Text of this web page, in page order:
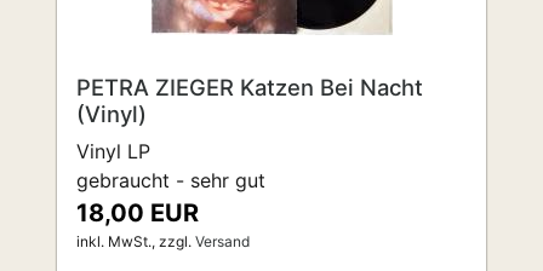
PETRA ZIEGER Katzen Bei Nacht
(Vinyl)
Vinyl LP
gebraucht - sehr gut
18,00 EUR
inkl. MwSt., zzgl. Versand